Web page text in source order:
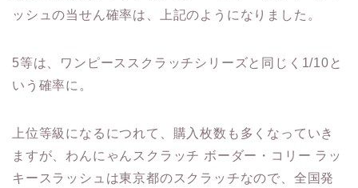
ッシュの当せん確率は、上記のようになりました。
5等は、ワンピーススクラッチシリーズと同じく1/10と
いう確率に。
上位等級になるにつれて、購入枚数も多くなっていき
ますが、わんにゃんスクラッチ ボーダー・コリー ラッ
キースラッシュは東京都のスクラッチなので、全国発